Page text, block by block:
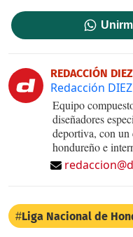
REDACCIÓN DIEZ
Redacción DIEZ
Equipo
diseñadores
deportiva, con
hondureño e
Liga Nacional de